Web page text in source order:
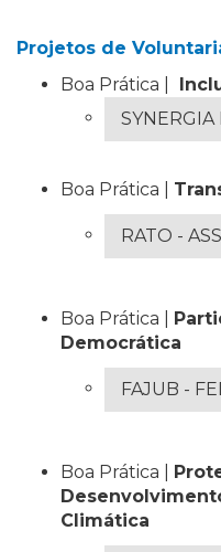
Projetos de
Boa Prática |
SYNERGIA
Boa Prática |
RATO -
Boa Prática |
Democrática
FAJUB -
Boa Prática |
Climática